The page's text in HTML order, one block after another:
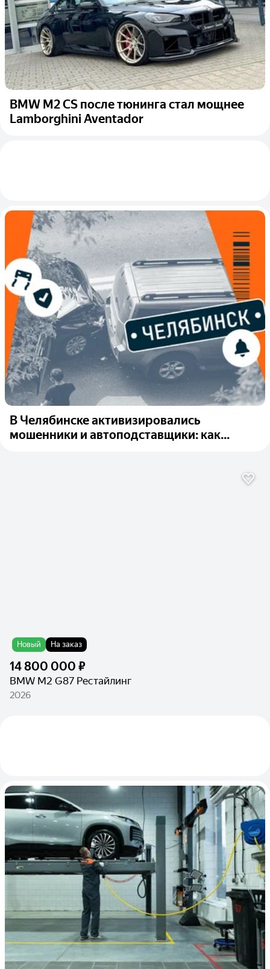
BMW M2 CS после тюнинга стал мощнее
Lamborghini Aventador
В Челябинске активизировались
мошенники и автоподставщики: как...
Новый На заказ
14 800 000 ₽
BMW M2 G87 Рестайлинг
2026